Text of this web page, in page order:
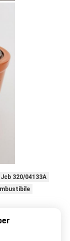
320/04133A